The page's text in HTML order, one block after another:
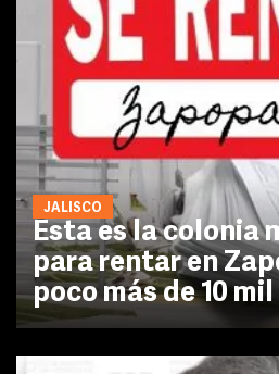
JALISCO
Esta es la colonia
para rentar en
poco más de 10